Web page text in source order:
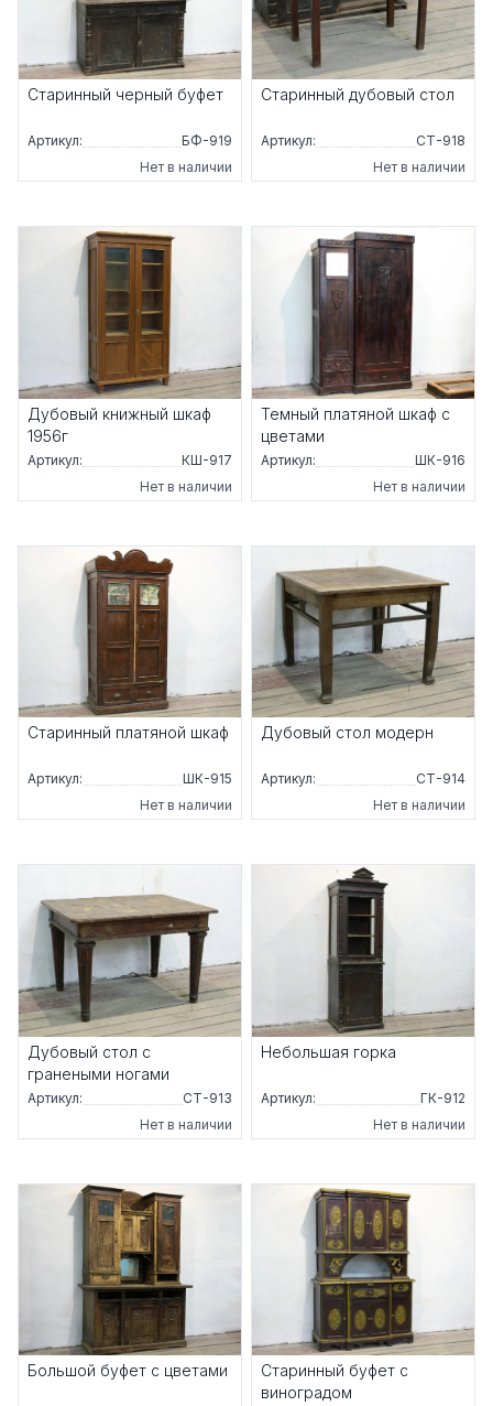
Старинный черный буфет
Артикул:
БФ-919
Нет в наличии
Старинный дубовый стол
Артикул:
СТ-918
Нет в наличии
Дубовый книжный шкаф
1956г
Артикул:
КШ-917
Нет в наличии
Темный платяной шкаф с
цветами
Артикул:
ШК-916
Нет в наличии
Старинный платяной шкаф
Артикул:
ШК-915
Нет в наличии
Дубовый стол модерн
Артикул:
СТ-914
Нет в наличии
Дубовый стол с
гранеными ногами
Артикул:
СТ-913
Нет в наличии
Небольшая горка
Артикул:
ГК-912
Нет в наличии
Большой буфет с цветами
Старинный буфет с
виноградом